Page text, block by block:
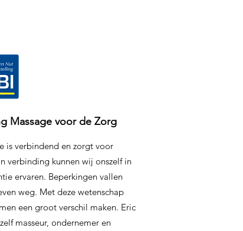
Massage voor de Zorg
is verbindend en zorgt voor
verbinding kunnen wij onszelf in
ervaren. Beperkingen vallen
weg. Met deze wetenschap
een groot verschil maken. Eric
masseur, ondernemer en